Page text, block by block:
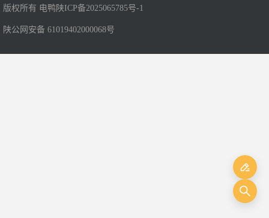
版权所有 电鸭 陕ICP备2025065785号-1
陕公网安备 61019402000068号